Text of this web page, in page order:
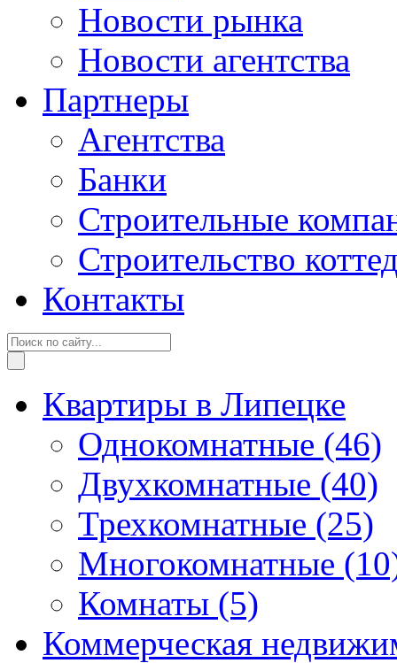
Новости рынка
Новости агентства
Партнеры
Агентства
Банки
Строительные
Строительство
Контакты
Квартиры в Липецке
Однокомнатные (46)
Двухкомнатные (40)
Трехкомнатные (25)
Многокомнатные
Комнаты (5)
Коммерческая